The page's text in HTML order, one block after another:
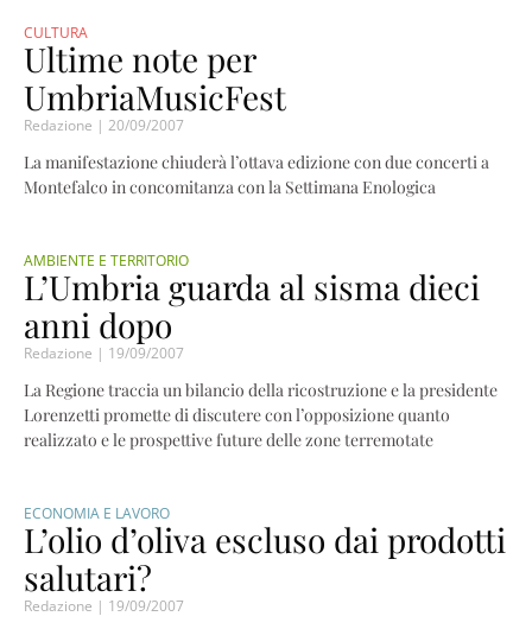
CULTURA
Ultime note per
UmbriaMusicFest
Redazione 20/09/2007
La manifestazione chiuderà l’ottava edizione con due concerti a
Montefalco in concomitanza con la Settimana Enologica
AMBIENTE E TERRITORIO
L’Umbria guarda al sisma dieci
anni dopo
Redazione 19/09/2007
La Regione traccia un bilancio della ricostruzione e la presidente
Lorenzetti promette di discutere con l’opposizione quanto
realizzato e le prospettive future delle zone terremotate
ECONOMIA E LAVORO
L’olio d’oliva escluso dai prodotti
salutari?
Redazione 19/09/2007